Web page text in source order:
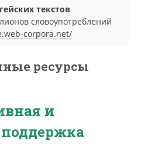
текстов
словоупотреблений
corpora.net/
ресурсы
и